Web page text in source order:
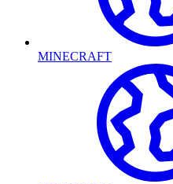
MINECRAFT